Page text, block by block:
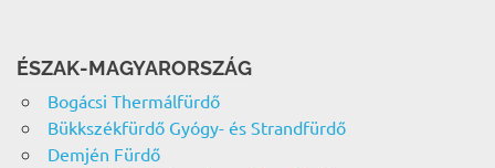
ÉSZAK-MAGYARORSZÁG
Bogácsi Thermálfürdő
Bükkszékfürdő Gyógy- és Strandfürdő
Demjén Fürdő